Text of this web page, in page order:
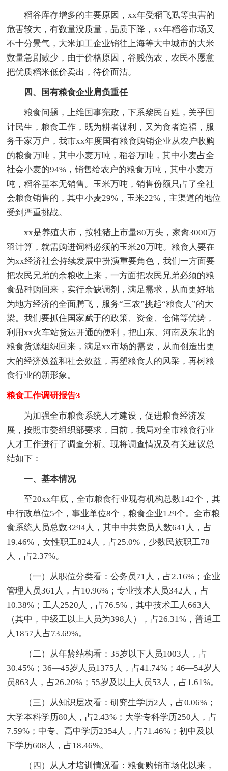
稻谷库存增多的主要原因，xx年受稻飞虱等虫害的
危害较大，有数量没质量，品质下降，xx年稻谷市场又
不十分景气，大米加工企业销往上海等大中城市的大米
数量急剧减少，由于价格原因，谷贱伤农，农民不愿意
把优质稻米低价卖出，待价而沽。
四、国有粮食企业肩负重任
粮食问题，上维国事宪政，下系黎民百姓，关乎国
计民生，粮食工作，既为耕者谋利，又为食者造福，服
务千家万户，我市xx年度国有粮食购销企业从农户收购
的粮食万吨，其中小麦万吨，稻谷万吨，其中小麦占全
社会小麦的94%，销售给农户的粮食万吨，其中小麦万
吨，稻谷基本无销售。玉米万吨，销售份额只占了全社
会粮食销售的，其中小麦29%，玉米22%，主渠道的地位
受到严重挑战。
xx是养殖大市，按牲猪上市量80万头，家禽3000万
羽计算，就需购进饲料必须的玉米20万吨。粮食人要在
为xx经济社会持续发展中扮演重要角色，我们一方面要
把农民兄弟的余粮收上来，一方面把农民兄弟必须的粮
食品种购回来，实行余缺调剂，满足需求，从而更好地
为地方经济的全面腾飞，服务“三农”挑起“粮食人”的大
梁。我们要抓住国家赋于的政策、资金、仓储等优势，
利用xx火车站货运开通的便利，把山东、河南及东北的
粮食货源组织回来，满足xx市场的需要，从而创造出更
大的经济效益和社会效益，再塑粮食人的风采，再树粮
食行业的新形象。
粮食工作调研报告3
为加强全市粮食系统人才建设，促进粮食经济发
展，按照市委组织部要求，日前，我局对全市粮食行业
人才工作进行了调查分析。现将调查情况及有关建议总
结如下：
一、基本情况
至20xx年底，全市粮食行业现有机构总数142个，其
中行政单位5个，事业单位8个，粮食企业129个。全市粮
食系统人员总数3294人，其中中共党员人数641人，占
19.46%，女性职工824人，占25.0%，少数民族职工78
人，占2.37%。
（一）从职位分类看：公务员71人，占2.16%；企业
管理人员361人，占10.96%；专业技术人员342人，占
10.38%；工人2520人，占76.5%，其中技术工人663人
（其中，中级工以上人员为398人），占26.31%，普通工
人1857人占73.69%。
（二）从年龄结构看：35岁以下人员1003人，占
30.45%；36—45岁人员1375人，占41.74%；46—54岁人
员863人，占26.20%；55岁及以上人员53人，占1.61%。
（三）从知识层次看：研究生学历2人，占0.06%；
大学本科学历80人，占2.43%；大学专科学历250人，占
7.59%；中专、高中学历2354人，占71.46%；初中及以
下学历608人，占18.46%。
（四）从人才培训情况看：粮食购销市场化以来，